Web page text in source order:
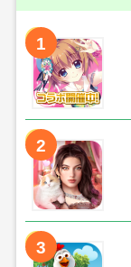
1
2
3